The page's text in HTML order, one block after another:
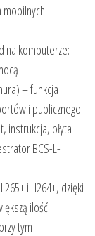
mobilnych:
na komputerze:
– funkcja
i publicznego
instrukcja, płyta
BCS-L-
i H264+, dzięki
ilość
tym